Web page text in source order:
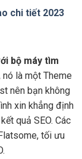
chi tiết 2023
bộ máy tìm
là một Theme
nên bạn không
xin khẳng định
quả SEO. Các
tối ưu